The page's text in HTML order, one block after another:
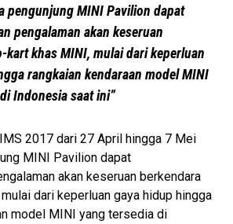
pengunjung MINI Pavilion dapat
pengalaman akan keseruan
kart khas MINI, mulai dari keperluan
rangkaian kendaraan model MINI
Indonesia saat ini”
2017 dari 27 April hingga 7 Mei
MINI Pavilion dapat
akan keseruan berkendara
dari keperluan gaya hidup hingga
model MINI yang tersedia di